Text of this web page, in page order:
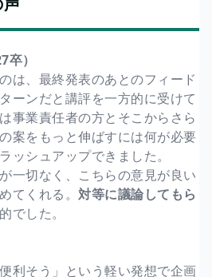
）
は、最終発表のあとのフィード
ーンだと講評を一方的に受けて
事業責任者の方とそこからさら
案をもっと伸ばすには何が必要
ッシュアップできました。
一切なく、こちらの意見が良い
てくれる。 対等に議論してもら
でした。
利そう」という軽い発想で企画